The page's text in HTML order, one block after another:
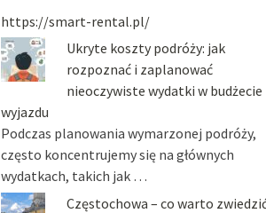
https://smart-rental.pl/
Ukryte koszty podróży: jak
rozpoznać i zaplanować
nieoczywiste wydatki w budżecie
wyjazdu
Podczas planowania wymarzonej podróży,
często koncentrujemy się na głównych
wydatkach, takich jak …
Częstochowa – co warto